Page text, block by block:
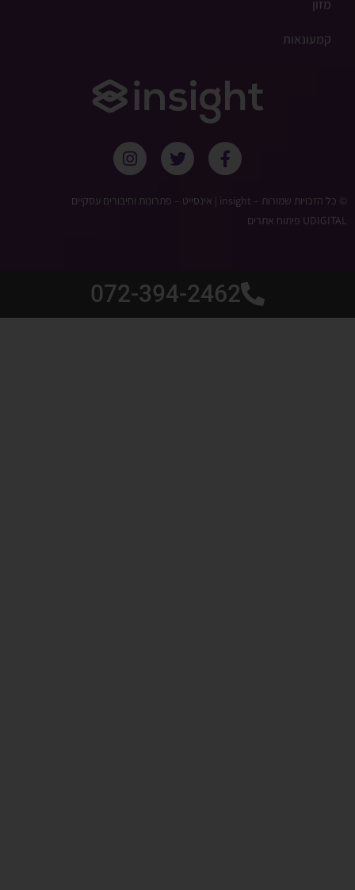
מזון
קמעונאות
© כל הזכויות שמורות – ‫insight | אינסייט – פתרונות וחיבורים עסקיים
UDIGITAL פיתוח אתרים
072-394-2462